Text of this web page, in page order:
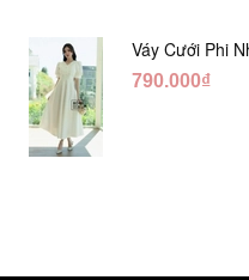
Váy Cưới Phi
Lửng DC465
790.000₫